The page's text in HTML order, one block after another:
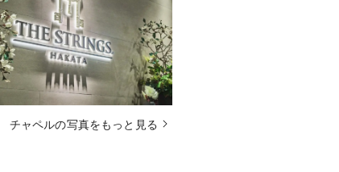
チャペルの写真をもっと見る